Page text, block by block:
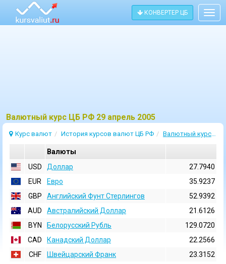
КОНВЕРТЕР ЦБ
Bалютный курс ЦБ РФ 29 апрель 2005
Курс валют История курсов валют ЦБ РФ Валютный курс 29 Апрель 2005
Валюты
USD
Доллар
27.7940
EUR
Евро
35.9237
GBP
Английский Фунт Стерлингов
52.9392
AUD
Австралийский Доллар
21.6126
BYN
Белорусский Рубль
129.0720
CAD
Канадский Доллар
22.2566
CHF
Швейцарский Франк
23.3152